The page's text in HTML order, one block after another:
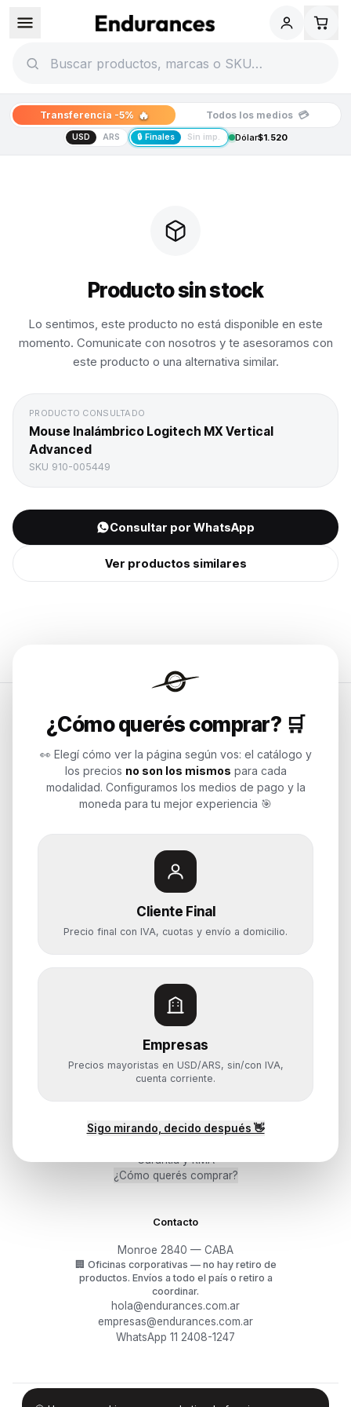
Transferencia -5% 🔥 Todos los medios 💳
USD ARS 🔒 Finales Sin imp. Dólar$1.520
Producto sin stock
Lo sentimos, este producto no está disponible en este
momento. Comunicate con nosotros y te asesoramos con
este producto o una alternativa similar.
PRODUCTO CONSULTADO
Mouse Inalámbrico Logitech MX Vertical
Advanced
SKU 910-005449
Consultar por WhatsApp
Ver productos similares
¿Cómo querés comprar? 🛒
👀 Elegí cómo ver la página según vos: el catálogo y
los precios no son los mismos para cada
modalidad. Configuramos los medios de pago y la
moneda para tu mejor experiencia 🎯
Cliente Final
Precio final con IVA, cuotas y envío a domicilio.
Empresas
Precios mayoristas en USD/ARS, sin/con IVA,
cuenta corriente.
Sigo mirando, decido después 👋
Soluciones de tecnología para
empresas, revendedores y personas.
Potenciamos tu mundo.
Time to work
Categorías
Notebooks
Servidores y NAS
Componentes
Monitores y Pantallas
Ayuda
Mis pedidos
Garantía y RMA
¿Cómo querés comprar?
Contacto
Monroe 2840 — CABA
🏢 Oficinas corporativas — no hay retiro de
productos. Envíos a todo el país o retiro a
coordinar.
hola@endurances.com.ar
empresas@endurances.com.ar
WhatsApp 11 2408-1247